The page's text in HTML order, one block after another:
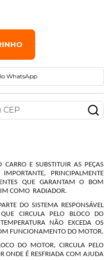
WhatsApp
E SUBSTITUIR AS PEÇAS
PRINCIPALMENTE
QUE GARANTAM O BOM
COMO RADIADOR.
DO SISTEMA RESPONSÁVEL
CIRCULA PELO BLOCO DO
NÃO EXCEDA OS
FUNCIONAMENTO DO MOTOR.
DO MOTOR, CIRCULA PELO
ONDE É RESFRIADA COM AJUDA